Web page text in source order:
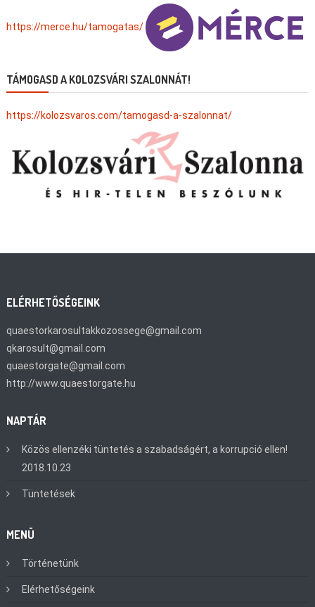
https://merce.hu/tamogatas/
TÁMOGASD A KOLOZSVÁRI SZALONNÁT!
https://kolozsvaros.com/tamogasd-a-szalonnat/
ELÉRHETŐSÉGEINK
quaestorkarosultakkozossege@gmail.com
qkarosult@gmail.com
quaestorgate@gmail.com
http://www.quaestorgate.hu
NAPTÁR
Közös ellenzéki tüntetés a szabadságért, a korrupció ellen!
2018.10.23
Tüntetések
MENÜ
Történetünk
Elérhetőségeink